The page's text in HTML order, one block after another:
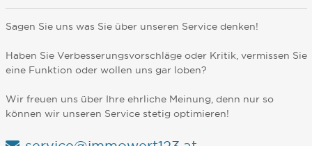
Sagen Sie uns was Sie über unseren Service denken!
Haben Sie Verbesserungsvorschläge oder Kritik, vermissen Sie
eine Funktion oder wollen uns gar loben?
Wir freuen uns über Ihre ehrliche Meinung, denn nur so
können wir unseren Service stetig optimieren!